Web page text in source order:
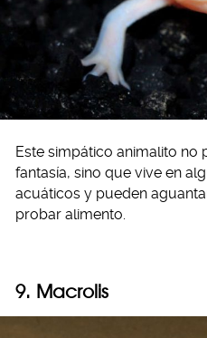
Este simpático animalito no
fantasía, sino que vive en
acuáticos y pueden
probar alimento.
9. Macrolis